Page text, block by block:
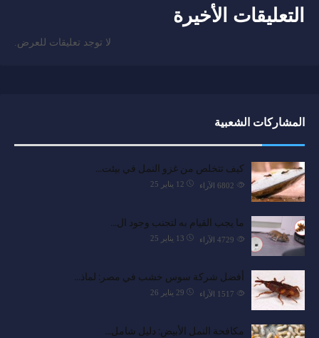
التعليقات الأخيرة
لا توجد تعليقات للعرض.
المشاركات الشعبية
كيف تتخلص من غزو النمل في بيئت…
12 يناير 25 الآراء
ما يجب القيام به لتجنب وجود ال…
13 يناير 25 الآراء
أفضل شركة سوس خشب في مصر: لماذ…
29 يناير 26 الآراء
مكافحة النمل الأبيض: دليل شامل…